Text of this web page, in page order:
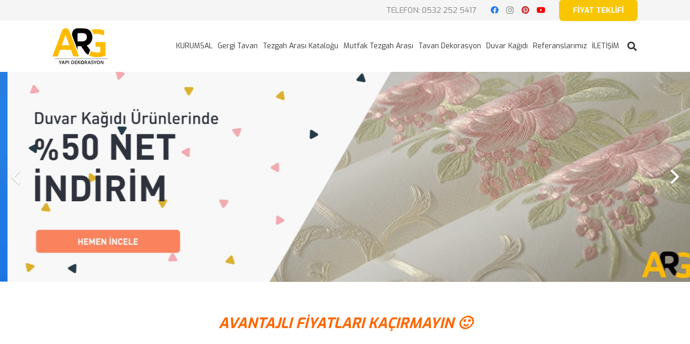
TELEFON: 0532 252 5417 FİYAT TEKLİFİ
KURUMSAL Gergi Tavan Tezgah Arası Kataloğu Mutfak Tezgah Arası Tavan Dekorasyon Duvar Kağıdı Referanslarımız İLETİŞİM
AVANTAJLI FİYATLARI KAÇIRMAYIN 🙂